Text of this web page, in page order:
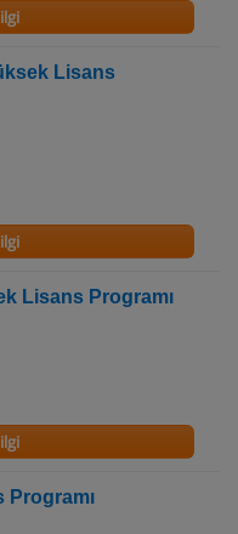
Lisans
Lisans Programı
Programı